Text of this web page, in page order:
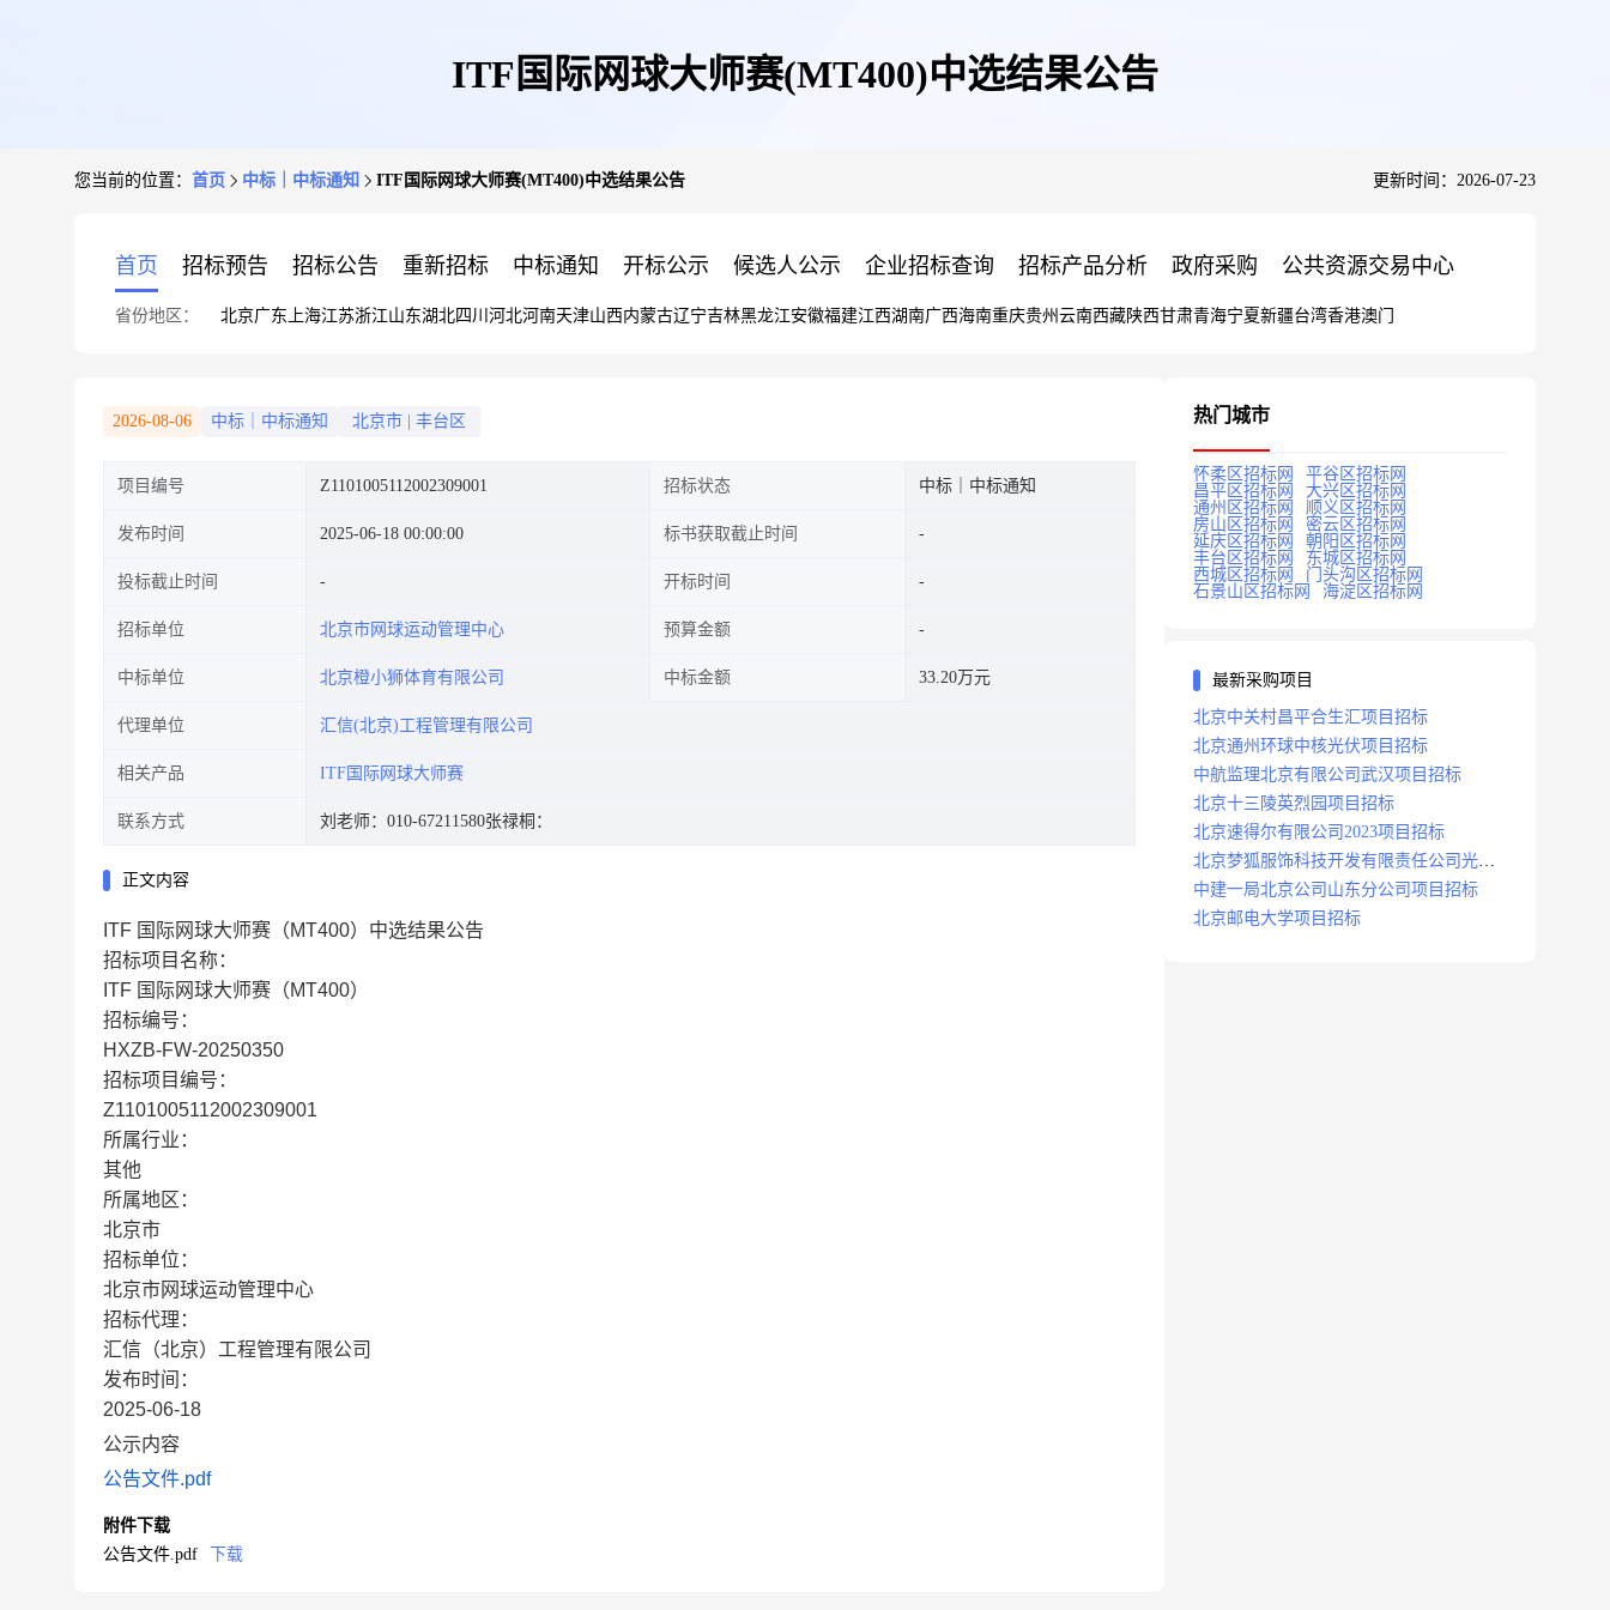
ITF国际网球大师赛(MT400)中选结果公告
您当前的位置： 首页 中标｜中标通知 ITF国际网球大师赛(MT400)中选结果公告 更新时间：2026-07-23
首页 招标预告 招标公告 重新招标 中标通知 开标公示 候选人公示 企业招标查询 招标产品分析 政府采购 公共资源交易中心
省份地区： 北京广东 上海江苏浙江山东湖北四川 河北河南天津山西内蒙古辽宁吉林黑龙江安徽福建江西湖南广西海南重庆贵州 云南西藏陕西甘肃青海宁夏新疆台湾香港澳门
2026-08-06 中标｜中标通知 北京市 丰台区
项目编号 Z1101005112002309001 招标状态 中标｜中标通知
发布时间 2025-06-18 00:00:00 标书获取截止时间
投标截止时间 开标时间
招标单位 北京市网球运动管理中心 预算金额
中标单位 北京橙小狮体育有限公司 中标金额 33.20万元
代理单位 汇信(北京)工程管理有限公司
相关产品 ITF国际网球大师赛
联系方式 刘老师：010-67211580张禄桐：
正文内容
ITF 国际网球大师赛（MT400）中选结果公告
招标项目名称：
ITF 国际网球大师赛（MT400）
招标编号：
HXZB-FW-20250350
招标项目编号：
Z1101005112002309001
所属行业：
其他
所属地区：
北京市
招标单位：
北京市网球运动管理中心
招标代理：
汇信（北京）工程管理有限公司
发布时间：
2025-06-18
公示内容
公告文件.pdf
附件下载
公告文件.pdf
下载
热门城市
怀柔区招标网
平谷区招标网
昌平区招标网
大兴区招标网
通州区招标网
顺义区招标网
房山区招标网
密云区招标网
延庆区招标网
朝阳区招标网
丰台区招标网
东城区招标网
西城区招标网
门头沟区招标网
石景山区招标网
海淀区招标网
最新采购项目
北京中关村昌平合生汇项目招标
北京通州环球中核光伏项目招标
中航监理北京有限公司武汉项目招标
北京十三陵英烈园项目招标
北京速得尔有限公司2023项目招标
北京梦狐服饰科技开发有限责任公司光绿
能项目招标公告
中建一局北京公司山东分公司项目招标
北京邮电大学项目招标